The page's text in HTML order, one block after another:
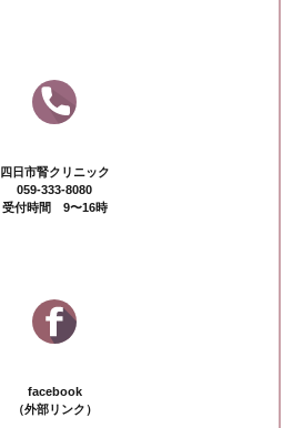
四日市腎クリニック
059-333-8080
受付時間 9〜16時
facebook
（外部リンク）